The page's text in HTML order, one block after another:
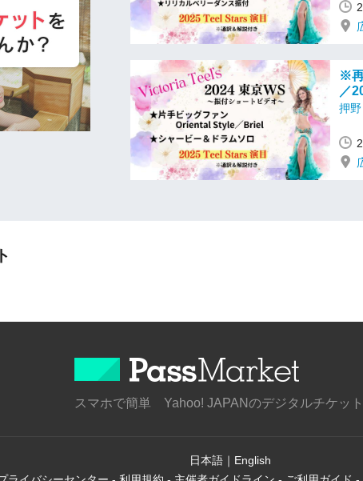
※
／
押
スマホで簡単 Yahoo! JAPANのデジタルチケット
日本語 ｜ English